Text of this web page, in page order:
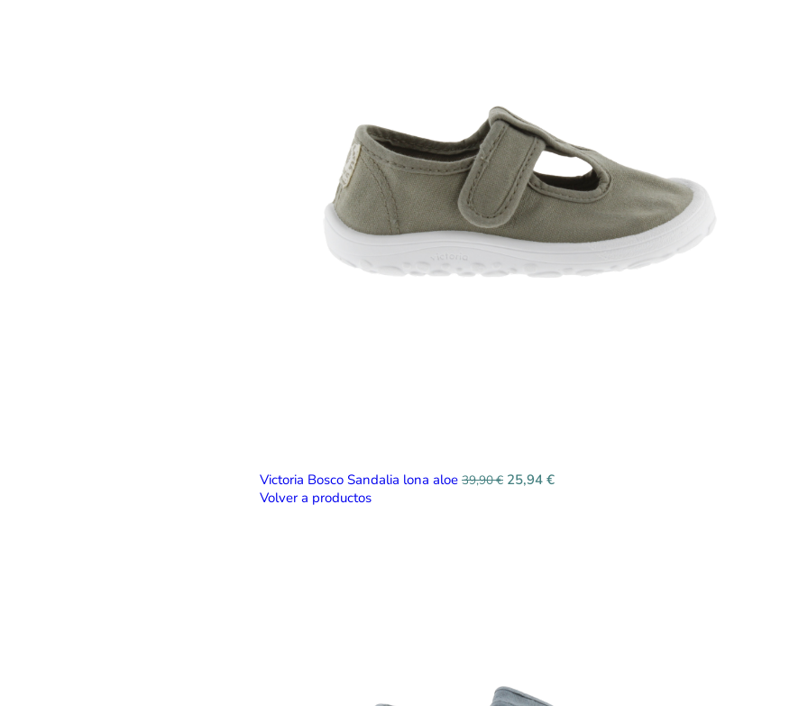
Victoria Bosco Sandalia lona aloe 39,90€ 25,94 €
Volver a productos